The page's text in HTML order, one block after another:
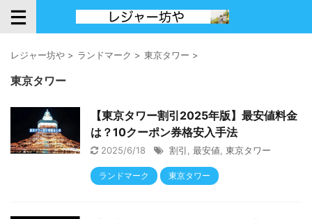
レジャー坊や > ランドマーク > 東京タワー >
東京タワー
【東京タワー割引2025年版】最安値料金
は？10クーポン券格安入手法
2025/6/18 割引 最安値 東京タワー
ランドマーク 東京タワー